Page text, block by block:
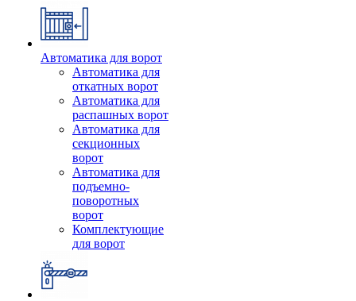
Автоматика для ворот
Автоматика для
откатных ворот
Автоматика для
распашных ворот
Автоматика для
секционных
ворот
Автоматика для
подъемно-
поворотных
ворот
Комплектующие
для ворот